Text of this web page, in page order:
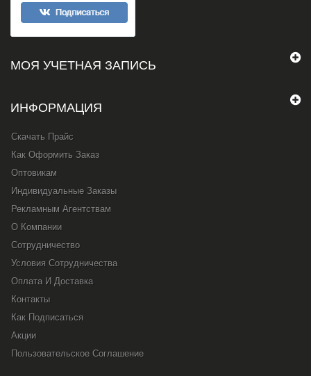
МОЯ УЧЕТНАЯ ЗАПИСЬ
ИНФОРМАЦИЯ
Скачать Прайс
Как Оформить Заказ
Оптовикам
Индивидуальные Заказы
Рекламным Агентствам
О Компании
Сотрудничество
Условия Сотрудничества
Оплата И Доставка
Контакты
Как Подписаться
Акции
Пользовательское Соглашение